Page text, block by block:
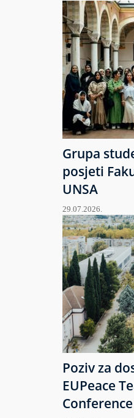
Grupa
posjeti
UNSA
29.07.2026.
Poziv za
EUPeace